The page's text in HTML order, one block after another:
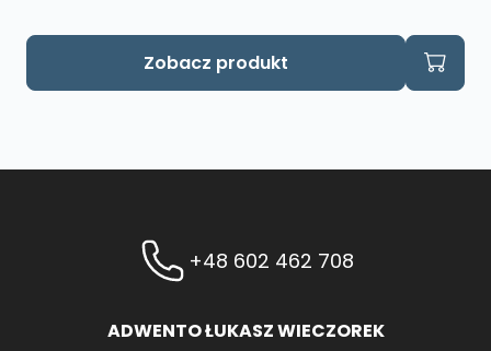
Zobacz produkt
+48 602 462 708
ADWENTO ŁUKASZ WIECZOREK